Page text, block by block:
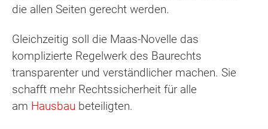
die allen Seiten gerecht werden.
Gleichzeitig soll die Maas-Novelle das
komplizierte Regelwerk des Baurechts
transparenter und verständlicher machen. Sie
schafft mehr Rechtssicherheit für alle
am Hausbau beteiligten.